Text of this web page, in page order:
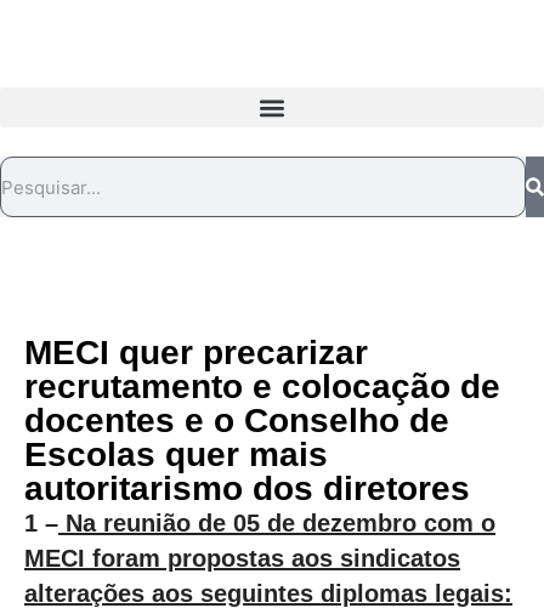
MECI quer precarizar
recrutamento e colocação de
docentes e o Conselho de
Escolas quer mais
autoritarismo dos diretores
1 – Na reunião de 05 de dezembro com o
MECI foram propostas aos sindicatos
alterações aos seguintes diplomas legais: